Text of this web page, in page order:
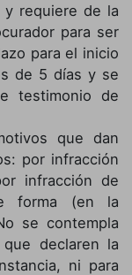
y requiere de la
para ser
para el inicio
de 5 días y se
testimonio de
que dan
por infracción
infracción de
forma (en la
se contempla
declaren la
ni para